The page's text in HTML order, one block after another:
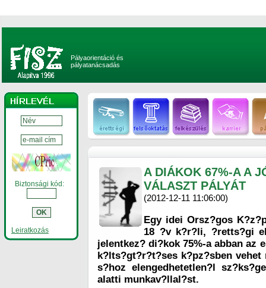
Pályaorientáció és
pályatanácsadás
Biztonsági kód:
Leiratkozás
A DIÁKOK 67%-A A
VÁLASZT PÁLYÁT
(2012-12-11 11:06:00)
Egy idei Orsz?gos
18 ?v k?r?li, ?retts?gi
jelentkez? di?kok 75%-a abban az
k?lts?gt?r?t?ses k?pz?sben
s?hoz elengedhetetlen?l
alatti munkav?llal?st.